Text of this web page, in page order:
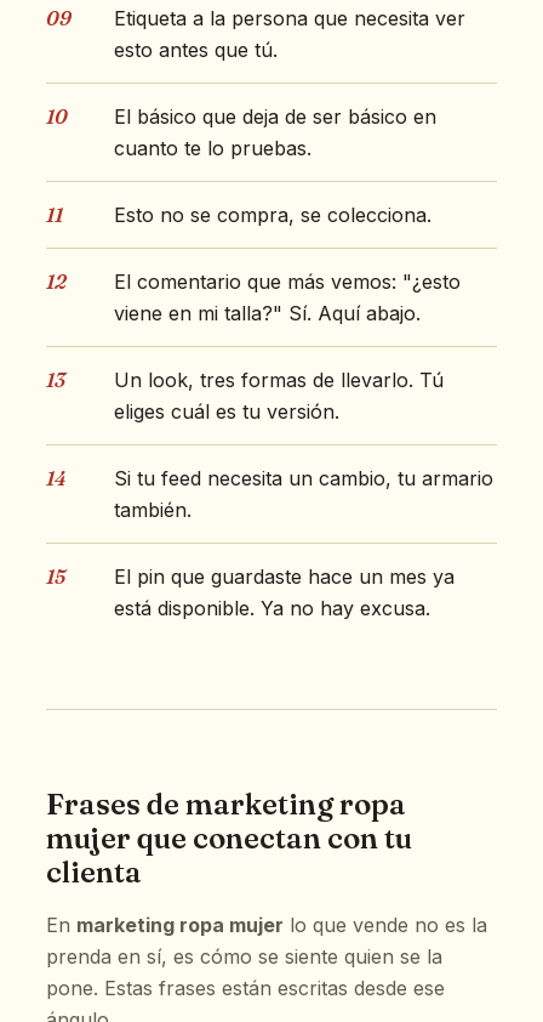
09
Etiqueta a la persona que necesita ver
esto antes que tú.
10
El básico que deja de ser básico en
cuanto te lo pruebas.
11 Esto no se compra, se colecciona.
12
El comentario que más vemos: "¿esto
viene en mi talla?" Sí. Aquí abajo.
13
Un look, tres formas de llevarlo. Tú
eliges cuál es tu versión.
14
Si tu feed necesita un cambio, tu armario
también.
15
El pin que guardaste hace un mes ya
está disponible. Ya no hay excusa.
Frases de marketing ropa
mujer que conectan con tu
clienta
En marketing ropa mujer lo que vende no es la
prenda en sí, es cómo se siente quien se la
pone. Estas frases están escritas desde ese